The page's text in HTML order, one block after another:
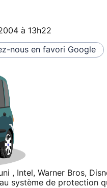
à 13h22
nous en favori Google
, Intel, Warner Bros,
système de protection